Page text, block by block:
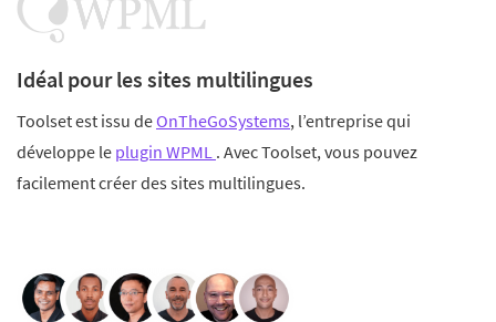
Idéal pour les sites multilingues
Toolset est issu deOnTheGoSystems, l’entreprise qui
développe le plugin WPML . Avec Toolset, vous pouvez
facilement créer des sites multilingues.